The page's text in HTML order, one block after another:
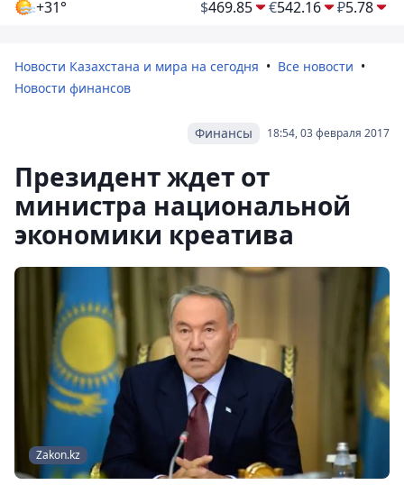
+31° $469.85 €542.16 ₽5.78
Новости Казахстана и мира на сегодня
Все новости
Новости финансов
18:54, 03 февраля 2017
Финансы
Президент ждет от
министра национальной
экономики креатива
Zakon.kz